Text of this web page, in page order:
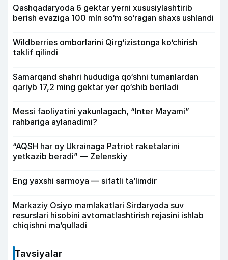
Qashqadaryoda 6 gektar yerni xususiylashtirib
berish evaziga 100 mln so‘m so‘ragan shaxs ushlandi
Wildberries omborlarini Qirg‘izistonga ko‘chirish
taklif qilindi
Samarqand shahri hududiga qo‘shni tumanlardan
qariyb 17,2 ming gektar yer qo‘shib beriladi
Messi faoliyatini yakunlagach, “Inter Mayami”
rahbariga aylanadimi?
“AQSH har oy Ukrainaga Patriot raketalarini
yetkazib beradi” — Zelenskiy
Eng yaxshi sarmoya — sifatli ta’limdir
Markaziy Osiyo mamlakatlari Sirdaryoda suv
resurslari hisobini avtomatlashtirish rejasini ishlab
chiqishni ma’qulladi
Tavsiyalar